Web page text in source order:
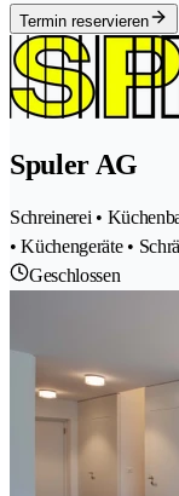
Termin reservieren
Spuler AG
Schreinerei •
• Küchengeräte •
Geschlossen